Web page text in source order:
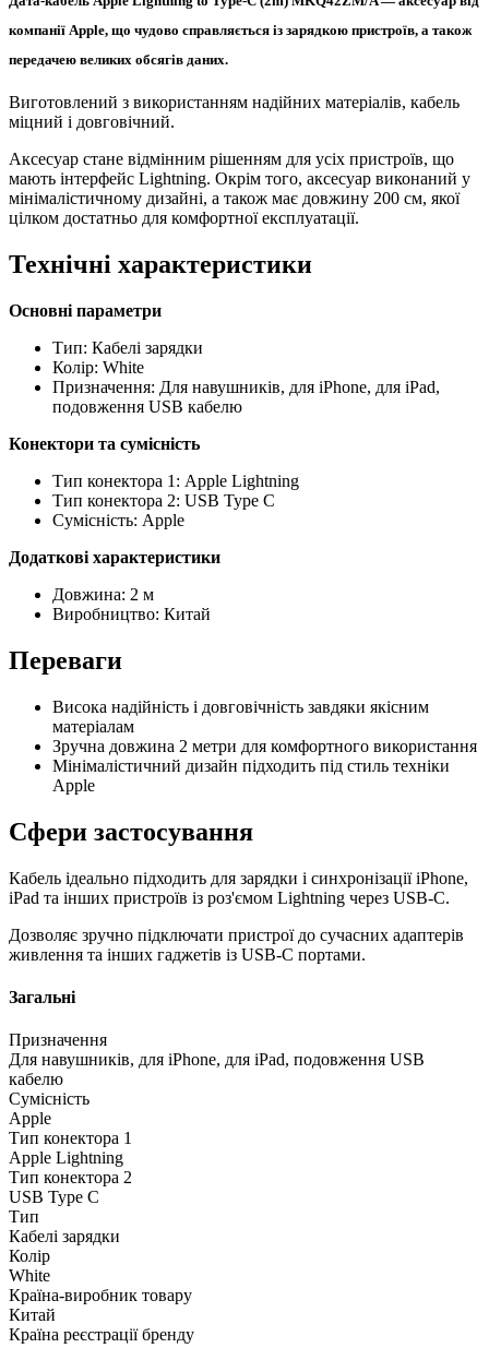
компанії Apple, що чудово справляється із зарядкою пристроїв, а також
передачею великих обсягів даних.
Виготовлений з використанням надійних матеріалів, кабель
міцний і довговічний.
Аксесуар стане відмінним рішенням для усіх пристроїв, що
мають інтерфейс Lightning. Окрім того, аксесуар виконаний у
мінімалістичному дизайні, а також має довжину 200 см, якої
цілком достатньо для комфортної експлуатації.
Технічні характеристики
Основні параметри
Тип: Кабелі зарядки
Колір: White
Призначення: Для навушників, для iPhone, для iPad,
подовження USB кабелю
Конектори та сумісність
Тип конектора 1: Apple Lightning
Тип конектора 2: USB Type C
Сумісність: Apple
Додаткові характеристики
Довжина: 2 м
Виробництво: Китай
Переваги
Висока надійність і довговічність завдяки якісним
матеріалам
Зручна довжина 2 метри для комфортного використання
Мінімалістичний дизайн підходить під стиль техніки
Apple
Сфери застосування
Кабель ідеально підходить для зарядки і синхронізації iPhone,
iPad та інших пристроїв із роз'ємом Lightning через USB-C.
Дозволяє зручно підключати пристрої до сучасних адаптерів
живлення та інших гаджетів із USB-C портами.
Загальні
Призначення
Для навушників, для iPhone, для iPad, подовження USB
кабелю
Сумісність
Apple
Тип конектора 1
Apple Lightning
Тип конектора 2
USB Type C
Тип
Кабелі зарядки
Колір
White
Країна-виробник товару
Китай
Країна реєстрації бренду